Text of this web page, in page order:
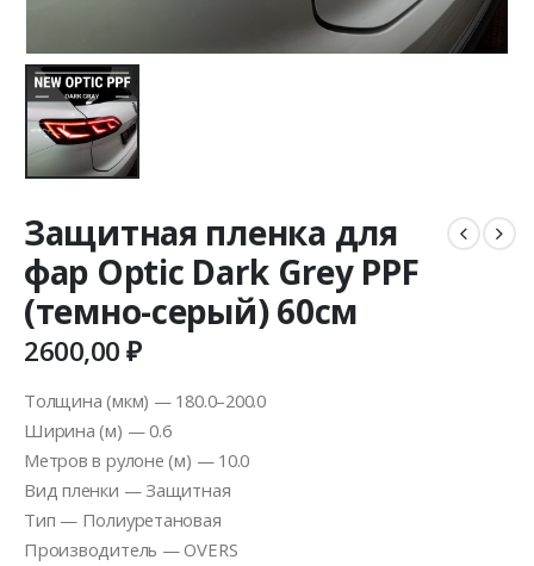
Защитная пленка для
фар Optic Dark Grey PPF
(темно-серый) 60см
2600,00₽
Толщина (мкм) — 180.0–200.0
Ширина (м) — 0.6
Метров в рулоне (м) — 10.0
Вид пленки — Защитная
Тип — Полиуретановая
Производитель — OVERS